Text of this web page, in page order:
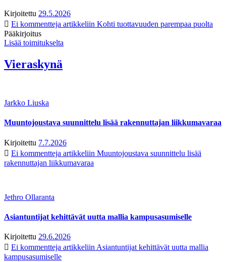
Kirjoitettu 29.5.2026
Ei kommentteja artikkeliin Kohti tuottavuuden parempaa puolta
Pääkirjoitus
Lisää toimitukselta
Vieraskynä
Jarkko Liuska
Muuntojoustava suunnittelu lisää rakennuttajan liikkumavaraa
Kirjoitettu 7.7.2026
Ei kommentteja artikkeliin Muuntojoustava suunnittelu lisää
rakennuttajan liikkumavaraa
Jethro Ollaranta
Asiantuntijat kehittävät uutta mallia kampusasumiselle
Kirjoitettu 29.6.2026
Ei kommentteja artikkeliin Asiantuntijat kehittävät uutta mallia
kampusasumiselle